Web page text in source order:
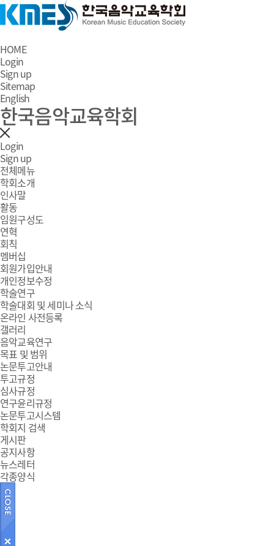
HOME
Login
Sign up
Sitemap
English
한국음악교육학회
Login
Sign up
전체메뉴
학회소개
인사말
활동
임원구성도
연혁
회칙
멤버십
회원가입안내
개인정보수정
학술연구
학술대회 및 세미나 소식
온라인 사전등록
갤러리
음악교육연구
목표 및 범위
논문투고안내
투고규정
심사규정
연구윤리규정
논문투고시스템
학회지 검색
게시판
공지사항
뉴스레터
각종양식